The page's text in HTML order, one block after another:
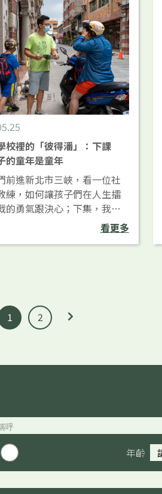
校裡的「彼得潘」：下課
的童年是童年
前進新北市三峽，看一位社
練，如何讓孩子們在人生擂
的勇氣跟決心；下集，我們
溪老街上的一間書屋，下課
滿著孩童笑聲，他們從創傷
看更多
1 2
年齡